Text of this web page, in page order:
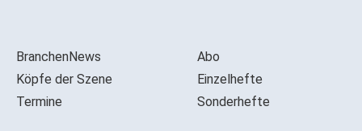
BranchenNews
Köpfe der Szene
Termine
Abo
Einzelhefte
Sonderhefte